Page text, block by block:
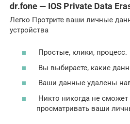
dr.fone — IOS Private Data
Легко Протрите ваши личные
устройства
Простые, клики, процесс.
Вы выбираете, какие
Ваши данные удалены
Никто никогда не сможет
просматривать ваши